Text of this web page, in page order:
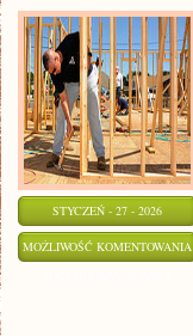
STYCZEŃ - 27 - 2026
MOŻLIWOŚĆ KOMENTOWANIA